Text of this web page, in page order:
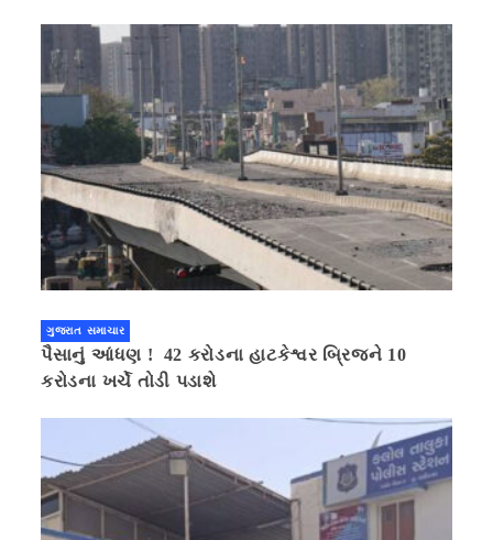
ગુજરાત સમાચાર
પૈસાનું આંધણ ! 42 કરોડના હાટકેશ્વર બ્રિજને 10
કરોડના ખર્ચે તોડી પડાશે